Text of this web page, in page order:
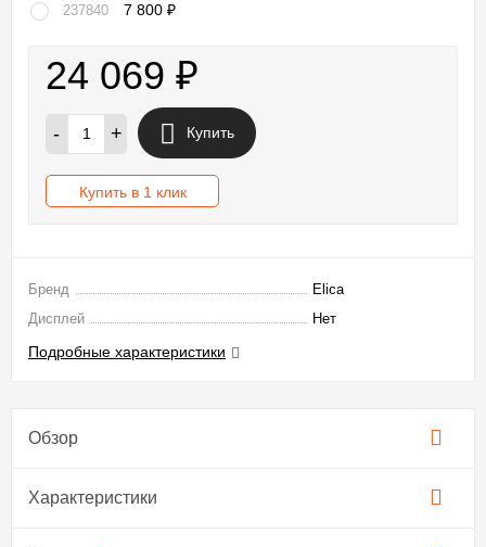
237840 7 800 ₽
24 069 ₽
- + Купить
Купить в 1 клик
Бренд
Elica
Дисплей
Нет
Подробные характеристики
Обзор
Характеристики